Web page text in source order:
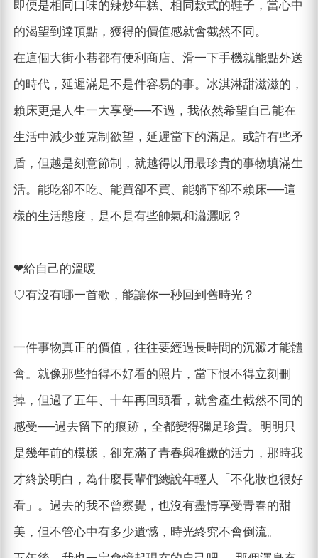
即便是相同口味的辣炒年糕、相同款式的鞋子，當心中
的渴望到達頂點，獲得的價值感就會截然不同。
在這個大街小巷都有便利商店、滑一下手機就能點外送
的時代，延遲滿足不是件容易的事。冰淇淋甜滋滋的，
賴床更是人生一大享受──不過，我依然希望自己能在
生活中減少並克制欲望，延遲當下的滿足。或許有些矛
盾，但越是刻意節制，就越得以用最珍貴的事物填滿生
活。能吃卻不吃、能買卻不買、能躺下卻不賴床──這
樣的生活態度，是不是有些帥氣和瀟灑呢？
❤︎給自己的溫暖
♡有沒有哪一首歌，能讓你一秒回到舊時光？
一件事物真正的價值，往往要經過長時間的沉澱才能體
會。就像那些拍得不好看的照片，當下恨不得立刻刪
掉，但過了五年、十年再回頭看，就會產生截然不同的
感受──過去留下的痕跡，全都變得彌足珍貴。明明只
是幾年前的模樣，卻充滿了青春與稚嫩的活力，那時我
才終於明白，為什麼長輩們總說年輕人「不化妝也很好
看」。過去的我不曾察覺，也沒有盡情享受青春的甜
美，但不管心中有多少遺憾，時光終究不會倒流。